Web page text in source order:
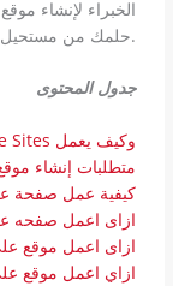
الخبراء لإنشاء
حلمك من مستحيل إلى إمبراطورية رقمية تحقق لك الثراء.
جدول المحتوى
ما هو Google Sites وكيف يعمل
متطلبات إنشاء
كيفية عمل صفحة
ازاى اعمل صفحه
ازاى اعمل موقع
ازاي اعمل موقع